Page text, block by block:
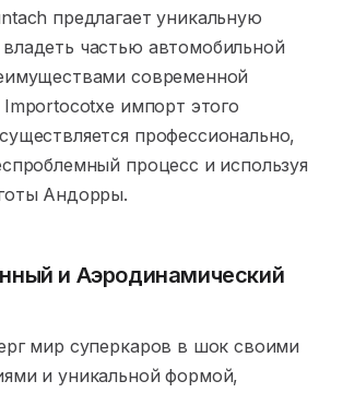
предлагает уникальную
частью автомобильной
современной
импорт этого
профессионально,
процесс и используя
Андорры.
и Аэродинамический
мир суперкаров в шок своими
и уникальной формой,